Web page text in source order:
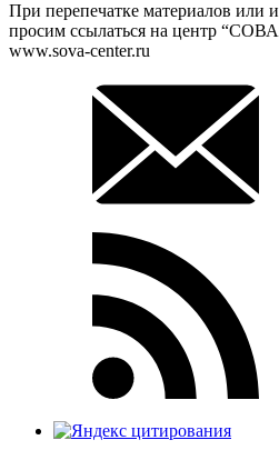
При перепечатке материалов или
просим ссылаться на центр
www.sova-center.ru